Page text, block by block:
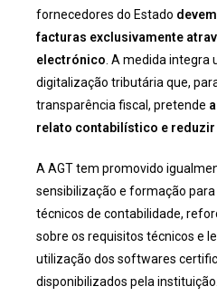
fornecedores do Estado
facturas exclusivamente
electrónico . A medida
digitalização tributária que,
transparência fiscal, pretende
relato contabilístico e reduzir
A AGT tem promovido
sensibilização e formação
técnicos de contabilidade,
sobre os requisitos técnicos e
utilização dos softwares
disponibilizados pela instituição.